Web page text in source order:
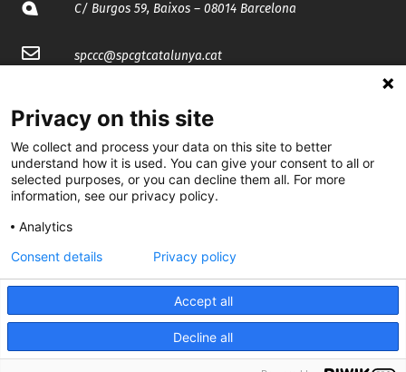
C/ Burgos 59, Baixos – 08014 Barcelona
spccc@spcgtcatalunya.cat
@CGTCatalunya
cgtcatalunya
CGTCatalunya
cgtcatalunya
Desenvolupat per
Privacy on this site
We collect and process your data on this site to better
understand how it is used. You can give your consent to all or
selected purposes, or you can decline them all. For more
information, see our privacy policy.
Analytics
Accept all
Decline all
Consent details Privacy policy